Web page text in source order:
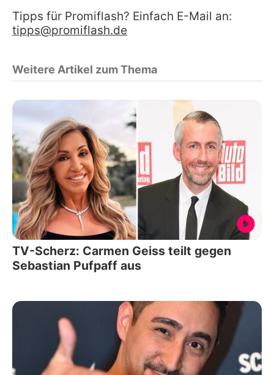
Tipps für Promiflash? Einfach E-Mail an:
tipps@promiflash.de
Weitere Artikel zum Thema
TV-Scherz: Carmen Geiss teilt gegen
Sebastian Pufpaff aus